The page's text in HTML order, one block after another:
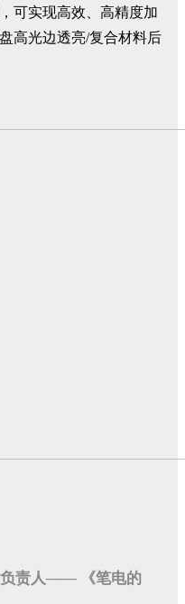
可实现高效、高精度加
高光边透亮/复合材料后
负责人—— 《笔电的